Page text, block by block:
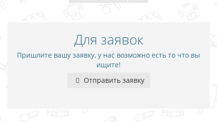
Для заявок
Пришлите вашу заявку, у нас возможно есть то что вы
ищите!
Отправить заявку